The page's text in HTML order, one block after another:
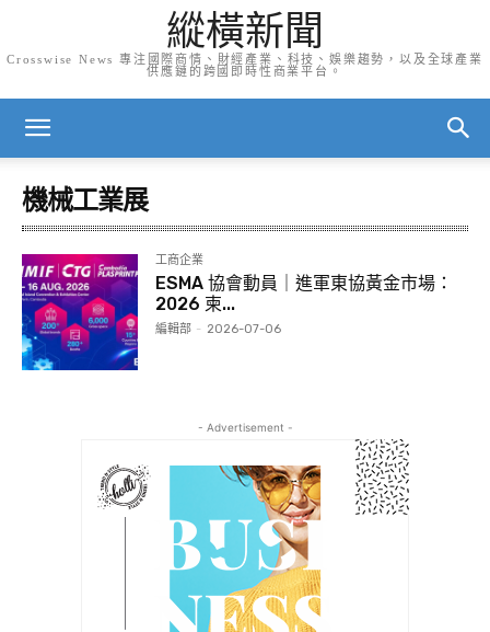
縱橫新聞
Crosswise News 專注國際商情、財經產業、科技、娛樂趨勢，以及全球產業
供應鏈的跨國即時性商業平台。
機械工業展
工商企業
ESMA 協會動員｜進軍東協黃金市場：
2026 柬...
編輯部 - 2026-07-06
- Advertisement -